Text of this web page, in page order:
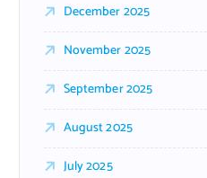
December 2025
November 2025
September 2025
August 2025
July 2025